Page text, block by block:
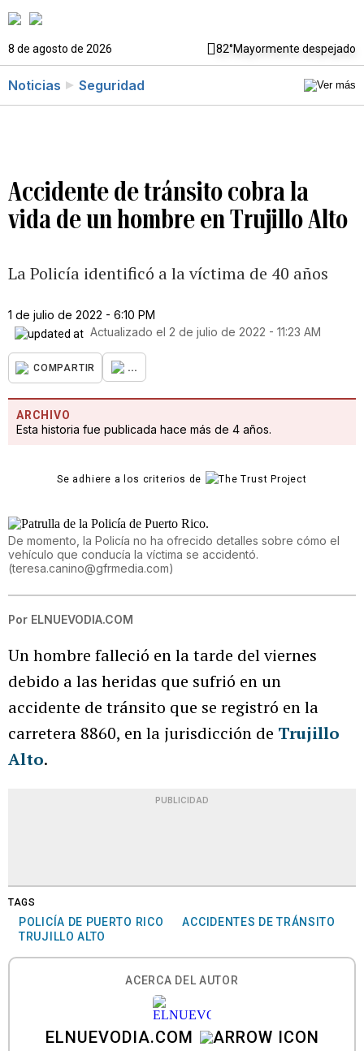
8 de agosto de 2026 82°Mayormente despejado
Noticias Seguridad
Accidente de tránsito cobra la
vida de un hombre en Trujillo Alto
La Policía identificó a la víctima de 40 años
1 de julio de 2022 - 6:10 PM
Actualizado el 2 de julio de 2022 - 11:23 AM
COMPARTIR ...
ARCHIVO
Esta historia fue publicada hace más de 4 años.
Se adhiere a los criterios de
De momento, la Policía no ha ofrecido detalles sobre cómo el
vehículo que conducía la víctima se accidentó.
(teresa.canino@gfrmedia.com)
Por ELNUEVODIA.COM
Un hombre falleció en la tarde del viernes
debido a las heridas que sufrió en un
accidente de tránsito que se registró en la
carretera 8860, en la jurisdicción de Trujillo
Alto.
PUBLICIDAD
TAGS
POLICÍA DE PUERTO RICO
ACCIDENTES DE TRÁNSITO
TRUJILLO ALTO
ACERCA DEL AUTOR
ELNUEVODIA.COM